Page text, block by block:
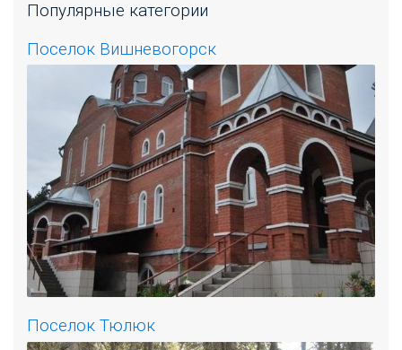
Популярные категории
Поселок Вишневогорск
Поселок Тюлюк